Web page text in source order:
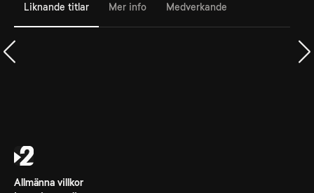
Liknande titlar Mer info Medverkande
Allmänna villkor